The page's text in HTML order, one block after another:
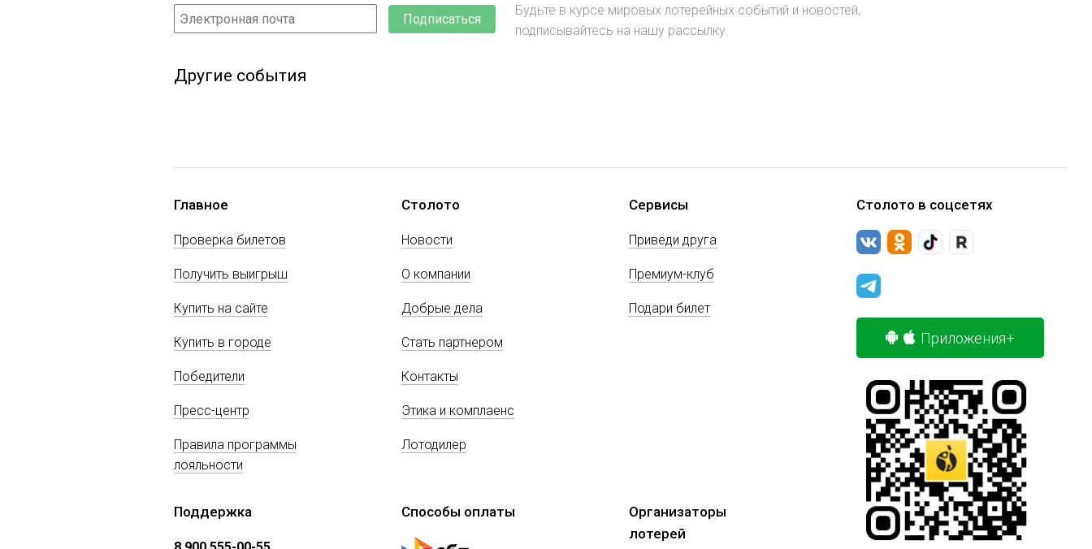
Подписаться
Будьте в курсе мировых лотерейных событий и новостей,
подписывайтесь на нашу рассылку.
Другие события
Главное
Проверка билетов
Получить выигрыш
Купить на сайте
Купить в городе
Победители
Пресс-центр
Правила программы
лояльности
Столото
Новости
О компании
Добрые дела
Стать партнером
Контакты
Этика и комплаенс
Лотодилер
Сервисы
Приведи друга
Премиум-клуб
Подари билет
Поддержка Способы оплаты
Организаторы
лотерей
Столото в соцсетях
Приложения+